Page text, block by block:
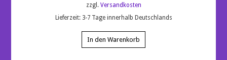
zzgl. Versandkosten
Lieferzeit: 3-7 Tage innerhalb Deutschlands
In den Warenkorb